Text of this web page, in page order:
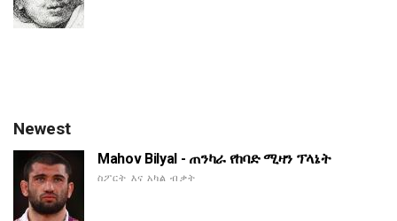
Newest
Mahov Bilyal - ጠንካራ የከባድ ሚዛን ፕላኔት
ስፖርት እና አካል ብቃት